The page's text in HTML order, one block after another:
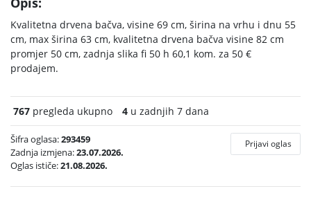
Kvalitetna drvena bačva, visine 69 cm, širina na vrhu i dnu 55
cm, max širina 63 cm, kvalitetna drvena bačva visine 82 cm
promjer 50 cm, zadnja slika fi 50 h 60,1 kom. za 50 €
prodajem.
767 pregleda ukupno 4 u zadnjih 7 dana
Šifra oglasa:293459
Zadnja izmjena:23.07.2026.
Oglas ističe:21.08.2026.
Prijavi oglas